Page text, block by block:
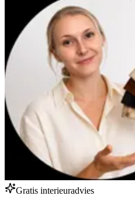
Gratis interieuradvies